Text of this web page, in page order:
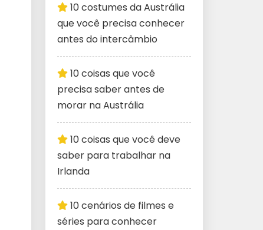
10 costumes da Austrália
que você precisa conhecer
antes do intercâmbio
10 coisas que você
precisa saber antes de
morar na Austrália
10 coisas que você deve
saber para trabalhar na
Irlanda
10 cenários de filmes e
séries para conhecer